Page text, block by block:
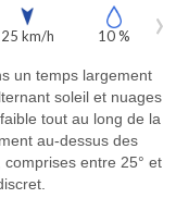
25 km/h 10 %
un temps largement
soleil et nuages
tout au long de la
au-dessus des
entre 25° et